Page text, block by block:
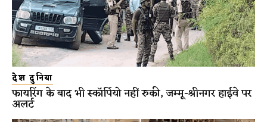
देश दुनिया
फायरिंग के बाद भी स्कॉर्पियो नहीं रुकी, जम्मू-श्रीनगर हाईवे पर
अलर्ट